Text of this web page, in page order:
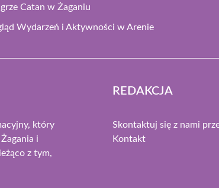
Catan w Żaganiu
Wydarzeń i Aktywności w Arenie
który
i
z tym,
REDAKCJA
Skontaktuj się z nami
Kontakt